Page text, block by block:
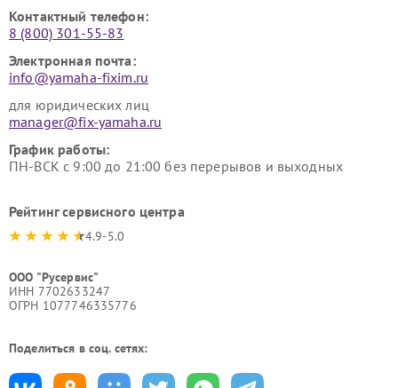
Контактный телефон:
8 (800) 301-55-83
Электронная почта:
info@yamaha-fixim.ru
для юридических лиц
manager@fix-yamaha.ru
График работы:
ПН-ВСК с 9:00 до 21:00 без перерывов и выходных
Рейтинг сервисного центра
4.9-5.0
ООО "Русервис"
ИНН 7702633247
ОГРН 1077746335776
Поделиться в соц. сетях: